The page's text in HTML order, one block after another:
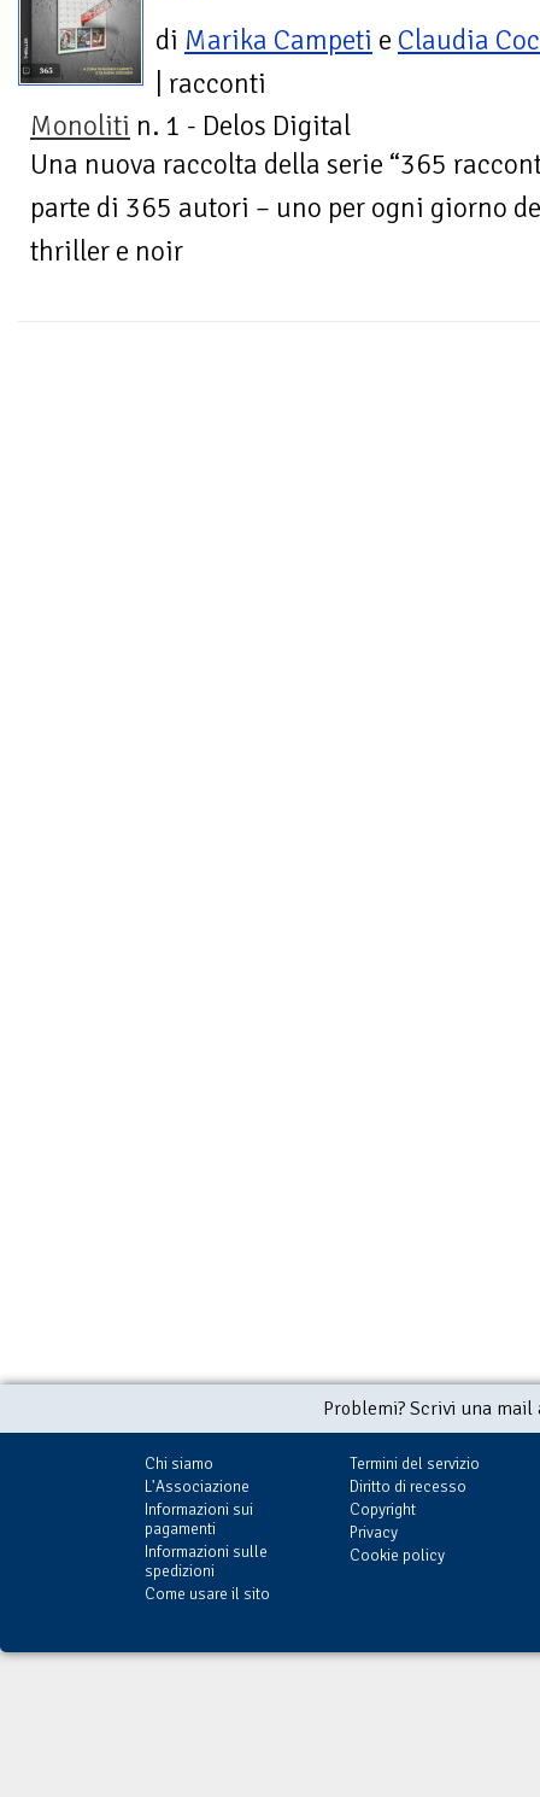
di Marika Campeti e Claudia
| racconti
Monoliti n. 1 - Delos Digital
Una nuova raccolta della serie “365
parte di 365 autori – uno per ogni giorno
thriller e noir
Problemi? Scrivi una
Chi siamo
L'Associazione
Informazioni sui
pagamenti
Informazioni sulle
spedizioni
Come usare il sito
Termini del servizio
Diritto di recesso
Copyright
Privacy
Cookie policy